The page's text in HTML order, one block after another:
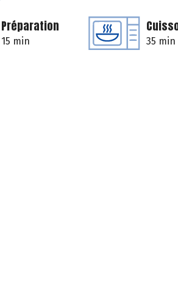
Préparation
15 min 35 min